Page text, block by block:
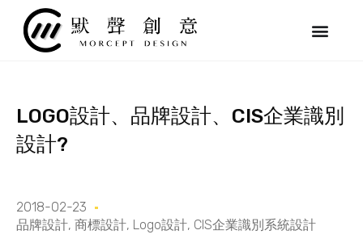
LOGO設計、品牌設計、CIS企業識別
設計?
2018-02-23
品牌設計, 商標設計, Logo設計, CIS企業識別系統設計